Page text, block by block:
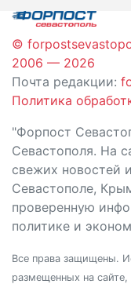
©
2006 — 2026
Почта редакции:
Политика
"Форпост
Севастополя. На
свежих новостей
Севастополе,
проверенную
политике и
Все права защищены.
размещенных на